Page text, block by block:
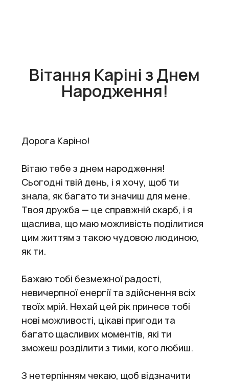
Вітання Каріні з Днем
Народження!
Дорога Каріно!
Вітаю тебе з днем народження!
Сьогодні твій день, і я хочу, щоб ти
знала, як багато ти значиш для мене.
Твоя дружба — це справжній скарб, і я
щаслива, що маю можливість поділитися
цим життям з такою чудовою людиною,
як ти.
Бажаю тобі безмежної радості,
невичерпної енергії та здійснення всіх
твоїх мрій. Нехай цей рік принесе тобі
нові можливості, цікаві пригоди та
багато щасливих моментів, які ти
зможеш розділити з тими, кого любиш.
З нетерпінням чекаю, щоб відзначити